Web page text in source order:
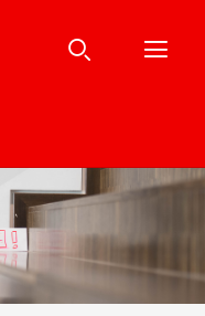
Suche
Suche